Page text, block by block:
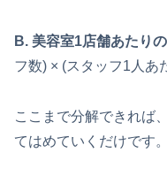
B. 美容室1店舗あたり
フ数) × (スタッフ1人あ
ここまで分解できれば
てはめていくだけです。